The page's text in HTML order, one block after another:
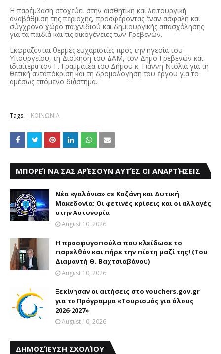
Η παρέμβαση στοχεύει στην αισθητική και λειτουργική
αναβάθμιση της περιοχής, προσφέροντας έναν ασφαλή και
σύγχρονο χώρο παιχνιδιού και δημιουργικής απασχόλησης
για τα παιδιά και τις οικογένειες των Γρεβενών.
Εκφράζονται θερμές ευχαριστίες προς την ηγεσία του
Υπουργείου, τη Διοίκηση του ΔΑΜ, τον Δήμο Γρεβενών και
ιδιαίτερα τον Γ. Γραμματέα του Δήμου κ. Γιάννη Ντόλια για τη
θετική ανταπόκριση και τη δρομολόγηση του έργου για το
αμέσως επόμενο διάστημα.
Tags: ΚΟΙΝΩΝΙΑ
ΜΠΟΡΕΊ ΝΑ ΣΑΣ ΑΡΈΣΟΥΝ ΑΥΤΈΣ ΟΙ ΑΝΑΡΤΉΣΕΙΣ
Νέα «γαλόνια» σε Κοζάνη και Δυτική
Μακεδονία: Οι φετινές κρίσεις και οι αλλαγές
στην Αστυνομία
August 10, 2026
Η προσφυγοπούλα που κλείδωσε το
παρελθόν και πήρε την πίστη μαζί της! (Του
Διαμαντή Θ. Βαχτσιαβάνου)
August 10, 2026
Ξεκίνησαν οι αιτήσεις στο vouchers.gov.gr
για το Πρόγραμμα «Τουρισμός για όλους
2026-2027»
August 10, 2026
ΔΗΜΟΣΊΕΥΣΗ ΣΧΟΛΊΟΥ